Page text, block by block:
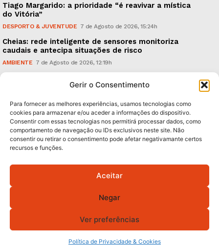
Gerir o Consentimento
Para fornecer as melhores experiências, usamos tecnologias como
cookies para armazenar e/ou aceder a informações do dispositivo.
Consentir com essas tecnologias nos permitirá processar dados, como
comportamento de navegação ou IDs exclusivos neste site. Não
consentir ou retirar o consentimento pode afetar negativamante certos
recursos e funções.
Aceitar
Negar
Ver preferências
Política de Privacidade & Cookies
Tiago Margarido: a prioridade “é reavivar a mística
do Vitória”
DESPORTO & JUVENTUDE 7 de Agosto de 2026, 15:24h
Cheias: rede inteligente de sensores monitoriza
caudais e antecipa situações de risco
AMBIENTE 7 de Agosto de 2026, 12:19h
Subscreva Newsletter:
QUERO ADERIR
Política de Privacidade
© 2026 GA! Todos os direitos reservados.